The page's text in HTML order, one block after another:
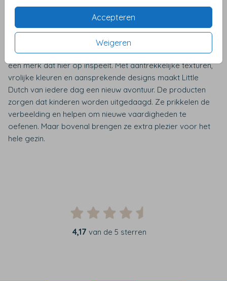
Accepteren
Weigeren
Houten speelgoed is al eeuwenlang een favoriet onder
kinderen en hun ouders. Het is duurzaam, veilig en kan
jarenlang meegaan. Bovendien heeft het een klassieke en
tijdloze uitstraling die nooit uit de mode raakt. Little Dutch is
een merk dat hier op inspeelt. Met aantrekkelijke texturen,
vrolijke kleuren en aansprekende designs maakt Little
Dutch van iedere dag een nieuw avontuur. De producten
zorgen dat kinderen worden uitgedaagd. Ze prikkelen de
verbeelding en helpen om nieuwe vaardigheden te
oefenen. Maar bovenal brengen ze extra plezier voor het
hele gezin.
4,17 van de 5 sterren